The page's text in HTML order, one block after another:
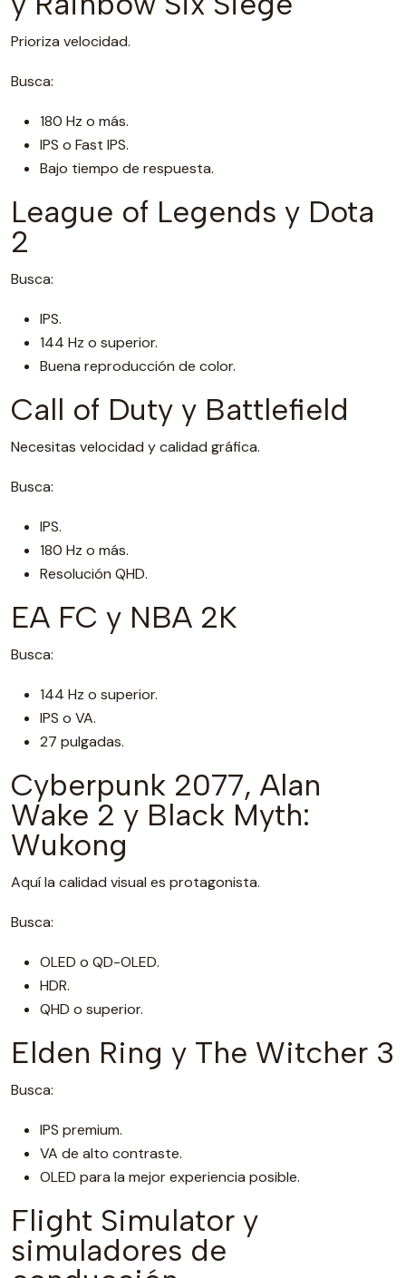
Prioriza velocidad.
Busca:
180 Hz o más.
IPS o Fast IPS.
Bajo tiempo de respuesta.
League of Legends y Dota
2
Busca:
IPS.
144 Hz o superior.
Buena reproducción de color.
Call of Duty y Battlefield
Necesitas velocidad y calidad gráfica.
Busca:
IPS.
180 Hz o más.
Resolución QHD.
EA FC y NBA 2K
Busca:
144 Hz o superior.
IPS o VA.
27 pulgadas.
Cyberpunk 2077, Alan
Wake 2 y Black Myth:
Wukong
Aquí la calidad visual es protagonista.
Busca:
OLED o QD-OLED.
HDR.
QHD o superior.
Elden Ring y The Witcher 3
Busca:
IPS premium.
VA de alto contraste.
OLED para la mejor experiencia posible.
Flight Simulator y
simuladores de